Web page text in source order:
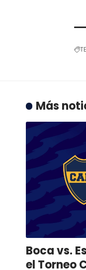
Más
Boca vs.
el Torneo